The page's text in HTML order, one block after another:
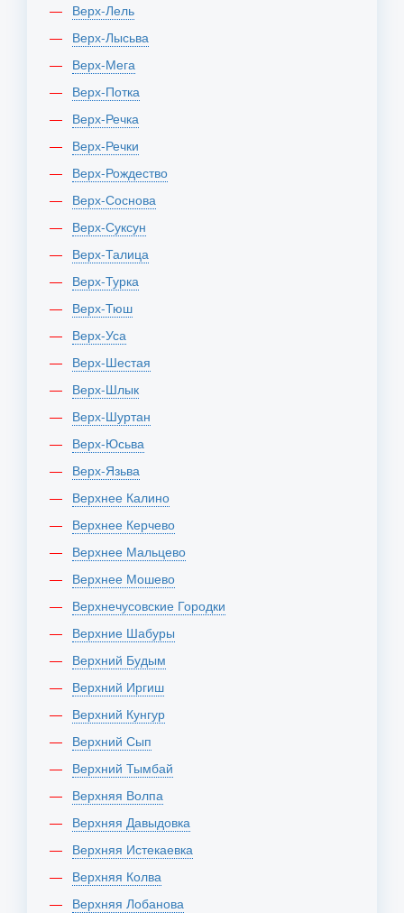
Верх-Лель
Верх-Лысьва
Верх-Мега
Верх-Потка
Верх-Речка
Верх-Речки
Верх-Рождество
Верх-Соснова
Верх-Суксун
Верх-Талица
Верх-Турка
Верх-Тюш
Верх-Уса
Верх-Шестая
Верх-Шлык
Верх-Шуртан
Верх-Юсьва
Верх-Язьва
Верхнее Калино
Верхнее Керчево
Верхнее Мальцево
Верхнее Мошево
Верхнечусовские Городки
Верхние Шабуры
Верхний Будым
Верхний Иргиш
Верхний Кунгур
Верхний Сып
Верхний Тымбай
Верхняя Волпа
Верхняя Давыдовка
Верхняя Истекаевка
Верхняя Колва
Верхняя Лобанова